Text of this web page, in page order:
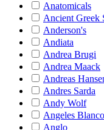
Anatomicals
Ancient Greek
Anderson's
Andiata
Andrea Brugi
Andrea Maack
Andreas
Andres Sarda
Andy Wolf
Angeles Blanco
Anglo